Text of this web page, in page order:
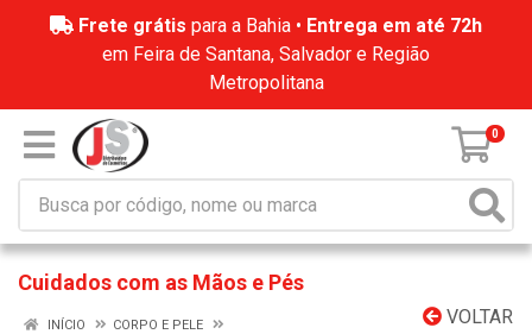
Frete grátis para a Bahia • Entrega em até 72h
em Feira de Santana, Salvador e Região
Metropolitana
0
Cuidados com as Mãos e Pés
VOLTAR
INÍCIO
CORPO E PELE